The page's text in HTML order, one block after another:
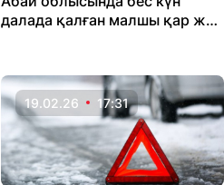
далада қалған малшы қар жеп
19.02.26 17:31